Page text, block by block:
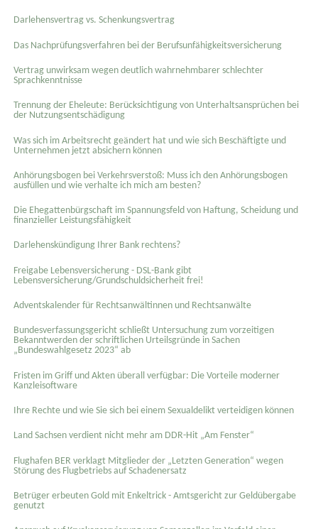
Darlehensvertrag vs. Schenkungsvertrag
Das Nachprüfungsverfahren bei der Berufsunfähigkeitsversicherung
Vertrag unwirksam wegen deutlich wahrnehmbarer schlechter
Sprachkenntnisse
Trennung der Eheleute: Berücksichtigung von Unterhaltsansprüchen bei
der Nutzungsentschädigung
Was sich im Arbeitsrecht geändert hat und wie sich Beschäftigte und
Unternehmen jetzt absichern können
Anhörungsbogen bei Verkehrsverstoß: Muss ich den Anhörungsbogen
ausfüllen und wie verhalte ich mich am besten?
Die Ehegattenbürgschaft im Spannungsfeld von Haftung, Scheidung und
finanzieller Leistungsfähigkeit
Darlehenskündigung Ihrer Bank rechtens?
Freigabe Lebensversicherung - DSL-Bank gibt
Lebensversicherung/Grundschuldsicherheit frei!
Adventskalender für Rechtsanwältinnen und Rechtsanwälte
Bundesverfassungsgericht schließt Untersuchung zum vorzeitigen
Bekanntwerden der schriftlichen Urteilsgründe in Sachen
„Bundeswahlgesetz 2023“ ab
Fristen im Griff und Akten überall verfügbar: Die Vorteile moderner
Kanzleisoftware
Ihre Rechte und wie Sie sich bei einem Sexual­delikt verteidigen können
Land Sachsen verdient nicht mehr am DDR-Hit „Am Fenster“
Flughafen BER verklagt Mitglieder der „Letzten Generation“ wegen
Störung des Flugbetriebs auf Schadenersatz
Betrüger erbeuten Gold mit Enkeltrick - Amtsgericht zur Geldübergabe
genutzt